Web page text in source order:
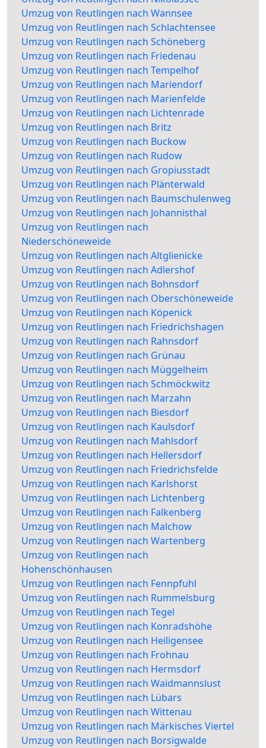
Umzug von Reutlingen nach Wannsee
Umzug von Reutlingen nach Schlachtensee
Umzug von Reutlingen nach Schöneberg
Umzug von Reutlingen nach Friedenau
Umzug von Reutlingen nach Tempelhof
Umzug von Reutlingen nach Mariendorf
Umzug von Reutlingen nach Marienfelde
Umzug von Reutlingen nach Lichtenrade
Umzug von Reutlingen nach Britz
Umzug von Reutlingen nach Buckow
Umzug von Reutlingen nach Rudow
Umzug von Reutlingen nach Gropiusstadt
Umzug von Reutlingen nach Plänterwald
Umzug von Reutlingen nach Baumschulenweg
Umzug von Reutlingen nach Johannisthal
Umzug von Reutlingen nach
Niederschöneweide
Umzug von Reutlingen nach Altglienicke
Umzug von Reutlingen nach Adlershof
Umzug von Reutlingen nach Bohnsdorf
Umzug von Reutlingen nach Oberschöneweide
Umzug von Reutlingen nach Köpenick
Umzug von Reutlingen nach Friedrichshagen
Umzug von Reutlingen nach Rahnsdorf
Umzug von Reutlingen nach Grünau
Umzug von Reutlingen nach Müggelheim
Umzug von Reutlingen nach Schmöckwitz
Umzug von Reutlingen nach Marzahn
Umzug von Reutlingen nach Biesdorf
Umzug von Reutlingen nach Kaulsdorf
Umzug von Reutlingen nach Mahlsdorf
Umzug von Reutlingen nach Hellersdorf
Umzug von Reutlingen nach Friedrichsfelde
Umzug von Reutlingen nach Karlshorst
Umzug von Reutlingen nach Lichtenberg
Umzug von Reutlingen nach Falkenberg
Umzug von Reutlingen nach Malchow
Umzug von Reutlingen nach Wartenberg
Umzug von Reutlingen nach
Hohenschönhausen
Umzug von Reutlingen nach Fennpfuhl
Umzug von Reutlingen nach Rummelsburg
Umzug von Reutlingen nach Tegel
Umzug von Reutlingen nach Konradshöhe
Umzug von Reutlingen nach Heiligensee
Umzug von Reutlingen nach Frohnau
Umzug von Reutlingen nach Hermsdorf
Umzug von Reutlingen nach Waidmannslust
Umzug von Reutlingen nach Lübars
Umzug von Reutlingen nach Wittenau
Umzug von Reutlingen nach Märkisches Viertel
Umzug von Reutlingen nach Borsigwalde